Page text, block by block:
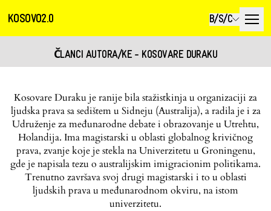
KOSOVO2.0 B/S/C
ČLANCI AUTORA/KE - KOSOVARE DURAKU
Kosovare Duraku je ranije bila stažistkinja u organizaciji za
ljudska prava sa sedištem u Sidneju (Australija), a radila je i za
Udruženje za međunarodne debate i obrazovanje u Utrehtu,
Holandija. Ima magistarski u oblasti globalnog krivičnog
prava, zvanje koje je stekla na Univerzitetu u Groningenu,
gde je napisala tezu o australijskim imigracionim politikama.
Trenutno završava svoj drugi magistarski i to u oblasti
ljudskih prava u međunarodnom okviru, na istom
univerzitetu.